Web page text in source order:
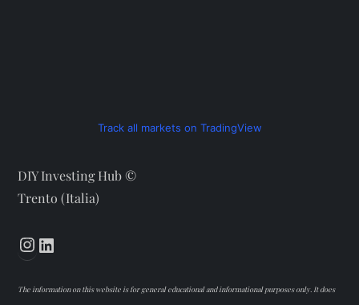
Track all markets on TradingView
DIY Investing Hub ©
Trento (Italia)
Instagram
The information on this website is for general educational and informational purposes only. It does